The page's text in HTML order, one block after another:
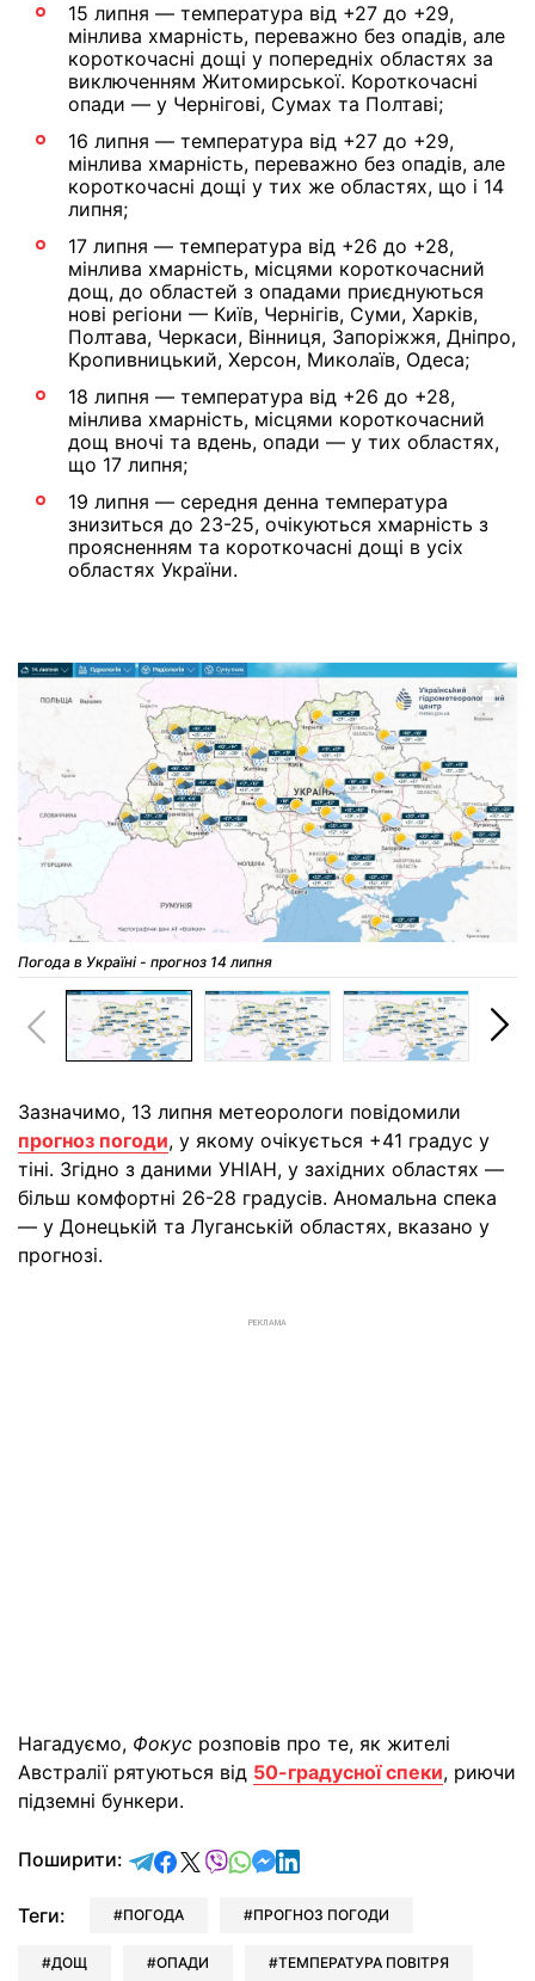
15 липня — температура від +27 до +29,
мінлива хмарність, переважно без опадів, але
короткочасні дощі у попередніх областях за
виключенням Житомирської. Короткочасні
опади — у Чернігові, Сумах та Полтаві;
16 липня — температура від +27 до +29,
мінлива хмарність, переважно без опадів, але
короткочасні дощі у тих же областях, що і 14
липня;
17 липня — температура від +26 до +28,
мінлива хмарність, місцями короткочасний
дощ, до областей з опадами приєднуються
нові регіони — Київ, Чернігів, Суми, Харків,
Полтава, Черкаси, Вінниця, Запоріжжя, Дніпро,
Кропивницький, Херсон, Миколаїв, Одеса;
18 липня — температура від +26 до +28,
мінлива хмарність, місцями короткочасний
дощ вночі та вдень, опади — у тих областях,
що 17 липня;
19 липня — середня денна температура
знизиться до 23-25, очікуються хмарність з
проясненням та короткочасні дощі в усіх
областях України.
Погода в Україні - прогноз 14 липня
Зазначимо, 13 липня метеорологи повідомили
прогноз погоди, у якому очікується +41 градус у
тіні. Згідно з даними УНІАН, у західних областях —
більш комфортні 26-28 градусів. Аномальна спека
— у Донецькій та Луганській областях, вказано у
прогнозі.
РЕКЛАМА
Нагадуємо, Фокус розповів про те, як жителі
Австралії рятуються від 50-градусної спеки, риючи
підземні бункери.
Поширити: відправити у Telegram
поділитись у Facebook
поділитись у X
відправити у Viber
відправити у Whatsapp
відправити у Messenger
відправити у LinkedIn
Теги: ПОГОДА ПРОГНОЗ ПОГОДИ
ДОЩ ОПАДИ ТЕМПЕРАТУРА ПОВІТРЯ